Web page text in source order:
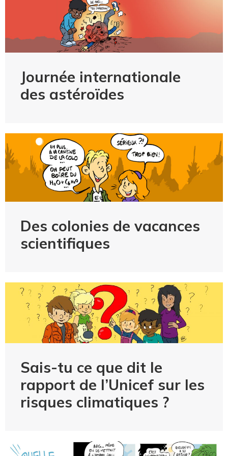
Journée internationale
des astéroïdes
Des colonies de vacances
scientifiques
Sais-tu ce que dit le
rapport de l’Unicef sur les
risques climatiques ?